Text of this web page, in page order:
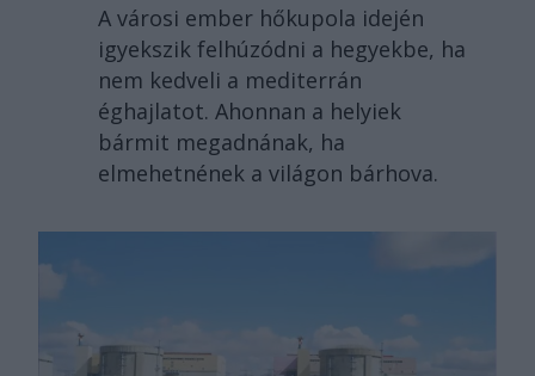
A városi ember hőkupola idején
igyekszik felhúzódni a hegyekbe, ha
nem kedveli a mediterrán
éghajlatot. Ahonnan a helyiek
bármit megadnának, ha
elmehetnének a világon bárhova.